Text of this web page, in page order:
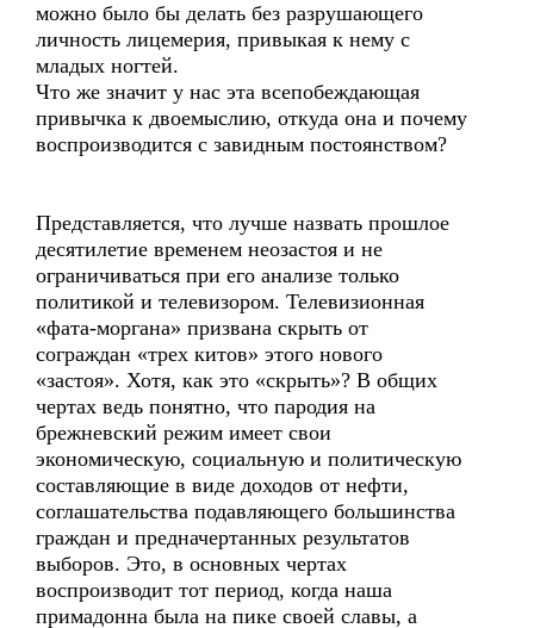
можно было бы делать без разрушающего
личность лицемерия, привыкая к нему с
младых ногтей.
Что же значит у нас эта всепобеждающая
привычка к двоемыслию, откуда она и почему
воспроизводится с завидным постоянством?
Представляется, что лучше назвать прошлое
десятилетие временем неозастоя и не
ограничиваться при его анализе только
политикой и телевизором. Телевизионная
«фата-моргана» призвана скрыть от
сограждан «трех китов» этого нового
«застоя». Хотя, как это «скрыть»? В общих
чертах ведь понятно, что пародия на
брежневский режим имеет свои
экономическую, социальную и политическую
составляющие в виде доходов от нефти,
соглашательства подавляющего большинства
граждан и предначертанных результатов
выборов. Это, в основных чертах
воспроизводит тот период, когда наша
примадонна была на пике своей славы, а